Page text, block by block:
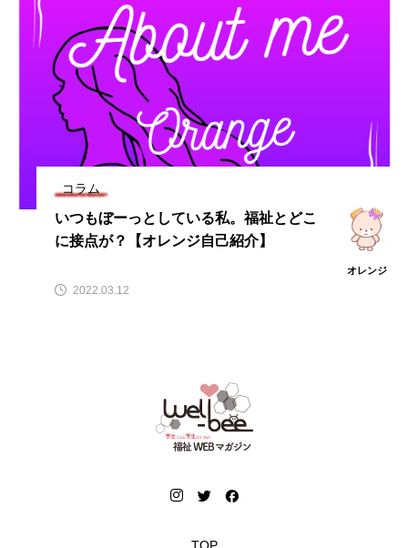
コラム
いつもぼーっとしている私。福祉とどこ
に接点が？【オレンジ自己紹介】
オレンジ
2022.03.12